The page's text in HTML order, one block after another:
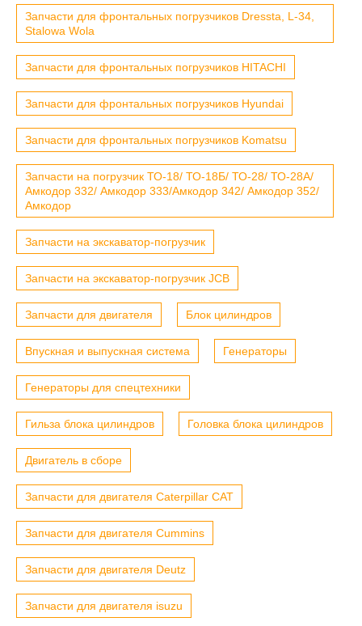
Запчасти для фронтальных погрузчиков Dressta, L-34,
Stalowa Wola
Запчасти для фронтальных погрузчиков HITACHI
Запчасти для фронтальных погрузчиков Hyundai
Запчасти для фронтальных погрузчиков Komatsu
Запчасти на погрузчик ТО-18/ ТО-18Б/ ТО-28/ ТО-28А/
Амкодор 332/ Амкодор 333/Амкодор 342/ Амкодор 352/
Амкодор
Запчасти на экскаватор-погрузчик
Запчасти на экскаватор-погрузчик JCB
Запчасти для двигателя Блок цилиндров
Впускная и выпускная система Генераторы
Генераторы для спецтехники
Гильза блока цилиндров Головка блока цилиндров
Двигатель в сборе
Запчасти для двигателя Caterpillar CAT
Запчасти для двигателя Cummins
Запчасти для двигателя Deutz
Запчасти для двигателя isuzu